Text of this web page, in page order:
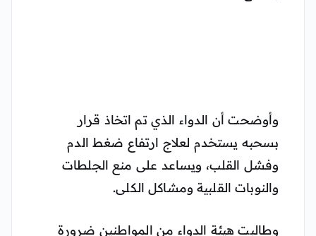
وأوضحت أن الدواء الذي تم اتخاذ قرار
بسحبه يستخدم لعلاج ارتفاع ضغط الدم
وفشل القلب، ويساعد على منع الجلطات
والنوبات القلبية ومشاكل الكلى.
وطالبت هيئة الدواء من المواطنين ضرورة